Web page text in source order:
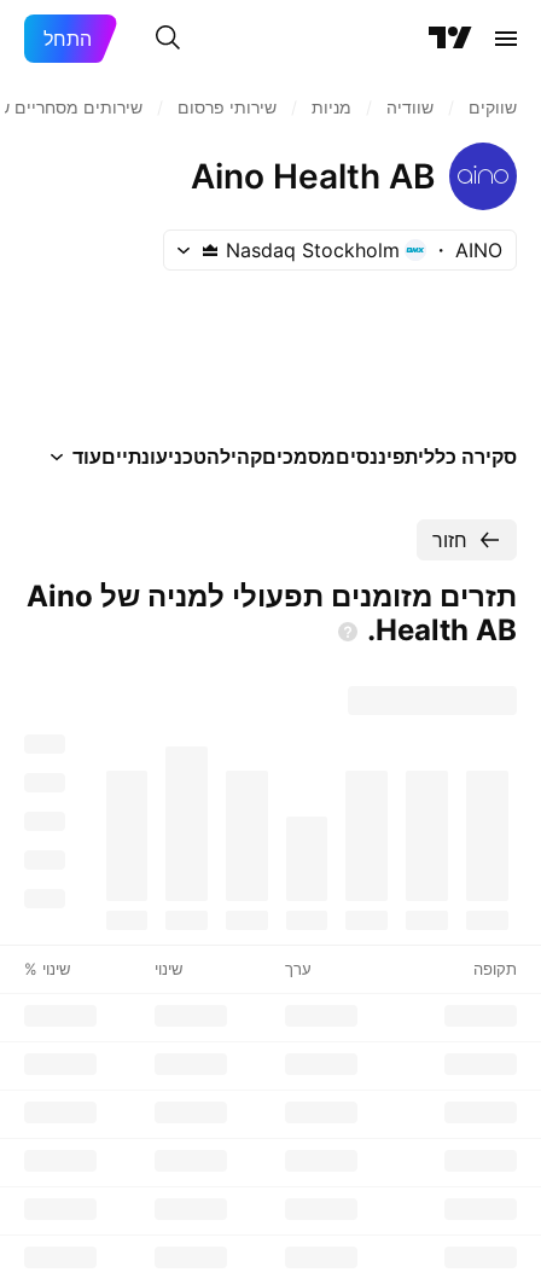
התחל
שווקים שוודיה מניות‏ שירותי פרסום שירותים מסחריים
Aino Health AB
AINO
Nasdaq Stockholm
סקירה כלליתפיננסיםמסמכיםקהילהטכניעונתייםעוד
חזור
תזרים מזומנים תפעולי למניה של Aino
Health AB.
תקופה ערך שינוי שינוי %